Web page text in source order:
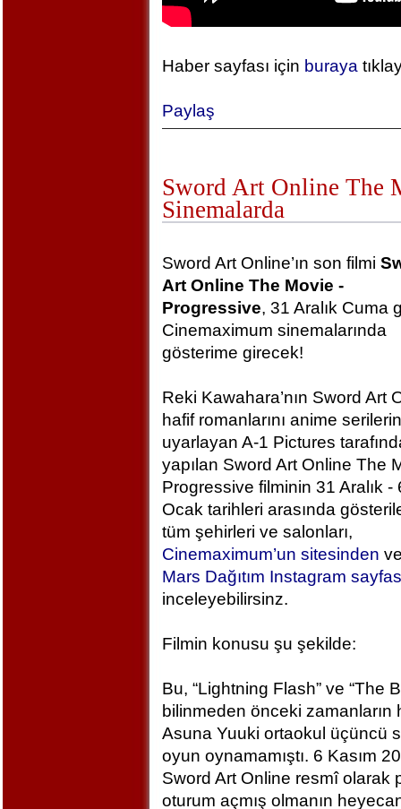
Haber sayfası için buraya
Paylaş
Sword Art Online The
Sinemalarda
Sword Art Online’ın son filmi
Art Online The Movie -
Progressive, 31 Aralık Cuma
Cinemaximum sinemalarında
gösterime girecek!
Reki Kawahara’nın Sword Art
hafif romanlarını anime
uyarlayan A-1 Pictures
yapılan Sword Art Online The
Progressive filminin 31 Aralık -
Ocak tarihleri arasında
tüm şehirleri ve salonları,
Cinemaximum’un sitesinden
Mars Dağıtım Instagram
inceleyebilirsinz.
Filmin konusu şu şekilde:
Bu, “Lightning Flash” ve “The
bilinmeden önceki zamanların
Asuna Yuuki ortaokul üçüncü
oyun oynamamıştı. 6 Kasım
Sword Art Online resmî olarak
oturum açmış olmanın